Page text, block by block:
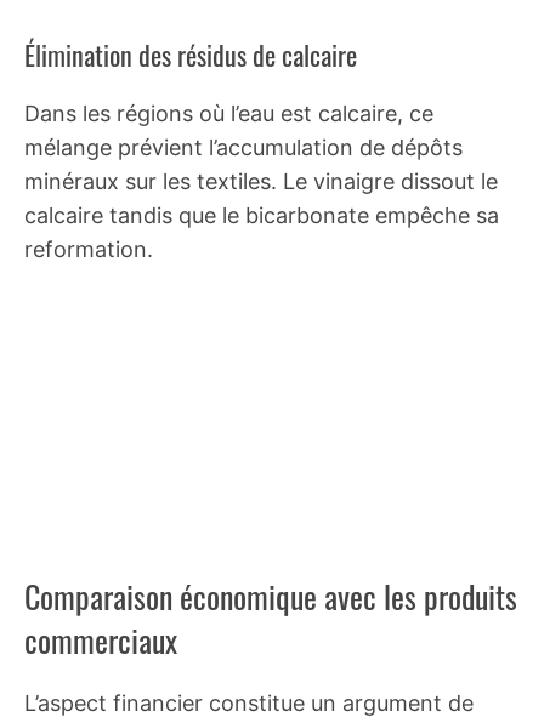
Élimination des résidus de calcaire
Dans les régions où l’eau est calcaire, ce
mélange prévient l’accumulation de dépôts
minéraux sur les textiles. Le vinaigre dissout le
calcaire tandis que le bicarbonate empêche sa
reformation.
Comparaison économique avec les produits
commerciaux
L’aspect financier constitue un argument de